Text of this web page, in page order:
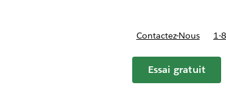
de ressources
for Tarifs
Contactez-Nous 1-
Essai gratuit